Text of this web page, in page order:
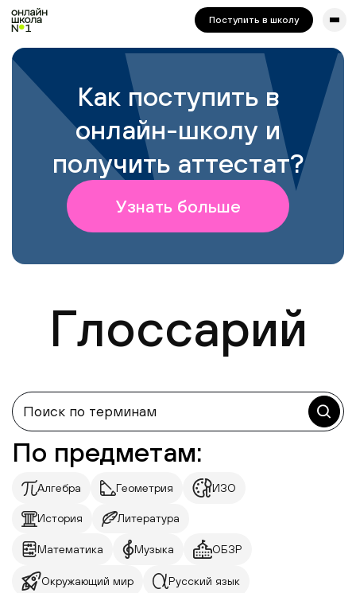
сайта. Для корректной работы попробуйте отключить VPN.
Поступить в школу
Как поступить в
онлайн-школу и
получить аттестат?
Узнать больше
Глоссарий
По предметам:
Алгебра Геометрия ИЗО
История Литература
Математика Музыка ОБЗР
Окружающий мир Русский язык